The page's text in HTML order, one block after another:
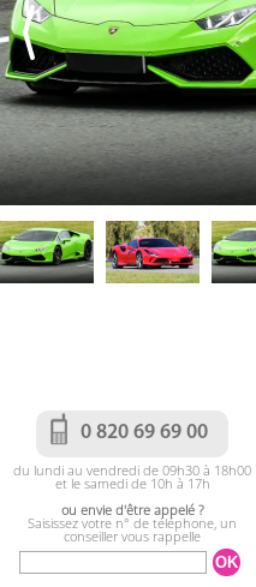
0 820 69 69 00
du lundi au vendredi de 09h30 à 18h00
et le samedi de 10h à 17h
ou envie d'être appelé ?
Saisissez votre n° de téléphone, un
conseiller vous rappelle